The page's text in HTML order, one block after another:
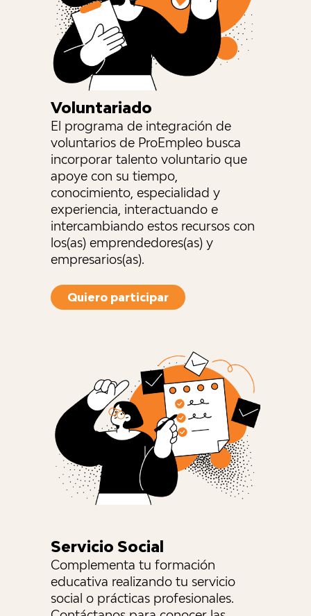
Voluntariado
El programa de integración de
voluntarios de ProEmpleo busca
incorporar talento voluntario que
apoye con su tiempo,
conocimiento, especialidad y
experiencia, interactuando e
intercambiando estos recursos con
los(as) emprendedores(as) y
empresarios(as).
Quiero participar
Servicio Social
Complementa tu formación
educativa realizando tu servicio
social o prácticas profesionales.